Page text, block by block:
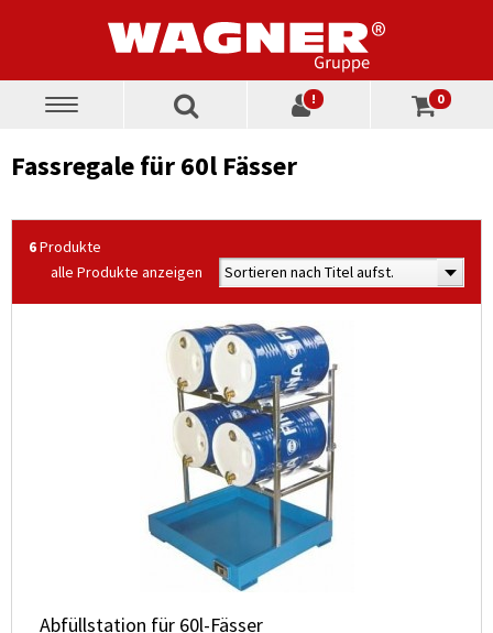
Toggle
! 0
Fassregale für 60l Fässer
6Produkte
Sortieren nach Titel aufst.
alle Produkte anzeigen
Abfüllstation für 60l-Fässer